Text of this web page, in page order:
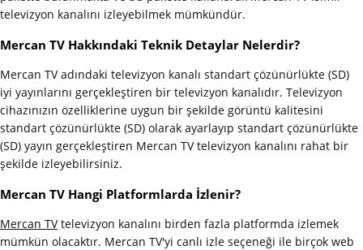
televizyon kanalını izleyebilmek mümkündür.
Mercan TV Hakkındaki Teknik Detaylar Nelerdir?
Mercan TV adındaki televizyon kanalı standart çözünürlükte (SD)
iyi yayınlarını gerçekleştiren bir televizyon kanalıdır. Televizyon
cihazınızın özelliklerine uygun bir şekilde görüntü kalitesini
standart çözünürlükte (SD) olarak ayarlayıp standart çözünürlükte
(SD) yayın gerçekleştiren Mercan TV televizyon kanalını rahat bir
şekilde izleyebilirsiniz.
Mercan TV Hangi Platformlarda İzlenir?
Mercan TVtelevizyon kanalını birden fazla platformda izlemek
mümkün olacaktır. Mercan TV'yi canlı izle seçeneği ile birçok web